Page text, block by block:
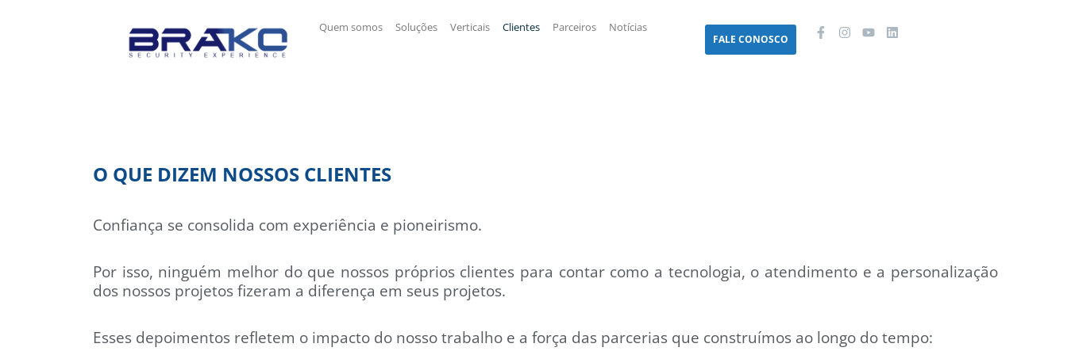
Quem somos Soluções Verticais Clientes Parceiros Notícias
FALE CONOSCO
O QUE DIZEM NOSSOS CLIENTES
Confiança se consolida com experiência e pioneirismo.
Por isso, ninguém melhor do que nossos próprios clientes para contar como a tecnologia, o atendimento e a personalização
dos nossos projetos fizeram a diferença em seus projetos.
Esses depoimentos refletem o impacto do nosso trabalho e a força das parcerias que construímos ao longo do tempo: